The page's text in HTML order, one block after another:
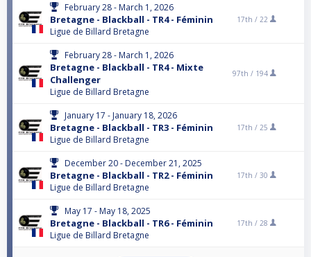
February 28 - March 1, 2026
Bretagne - Blackball - TR4 - Féminin
Ligue de Billard Bretagne
17th / 22
February 28 - March 1, 2026
Bretagne - Blackball - TR4 - Mixte
Challenger
Ligue de Billard Bretagne
97th / 194
January 17 - January 18, 2026
Bretagne - Blackball - TR3 - Féminin
Ligue de Billard Bretagne
17th / 25
December 20 - December 21, 2025
Bretagne - Blackball - TR2 - Féminin
Ligue de Billard Bretagne
17th / 30
May 17 - May 18, 2025
Bretagne - Blackball - TR6 - Féminin
Ligue de Billard Bretagne
17th / 28